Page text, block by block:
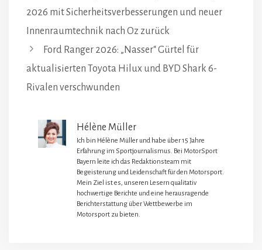
2026 mit Sicherheitsverbesserungen und neuer
Innenraumtechnik nach Oz zurück
Ford Ranger 2026: „Nasser“ Gürtel für
aktualisierten Toyota Hilux und BYD Shark 6-
Rivalen verschwunden
Hélène Müller
Ich bin Hélène Müller und habe über 15 Jahre
Erfahrung im Sportjournalismus. Bei MotorSport
Bayern leite ich das Redaktionsteam mit
Begeisterung und Leidenschaft für den Motorsport.
Mein Ziel ist es, unseren Lesern qualitativ
hochwertige Berichte und eine herausragende
Berichterstattung über Wettbewerbe im
Motorsport zu bieten.